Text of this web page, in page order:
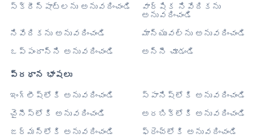
స్క్రీన్‌షాట్‌లను అనువదించండి
వార్షిక నివేదికను
అనువదించండి
నివేదికను అనువదించండి
మాన్యువల్‌ను అనువదించండి
ఒప్పందాన్ని అనువదించండి
అన్నీ చూడండి
ప్రధాన భాషలు
ఇంగ్లీష్‌లోకి అనువదించండి
స్పానిష్‌లోకి అనువదించండి
చైనీస్‌లోకి అనువదించండి
అరబిక్‌లోకి అనువదించండి
జర్మన్‌లోకి అనువదించండి
ఫ్రెంచ్‌లోకి అనువదించండి